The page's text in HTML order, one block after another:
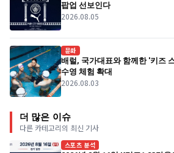
팝업 선보인다
2026.08.05
문화
배럴, 국가대표와 함께한 '키즈
수영 체험 확대
2026.08.03
더 많은 이슈
다른 카테고리의 최신 기사
스포츠 분석